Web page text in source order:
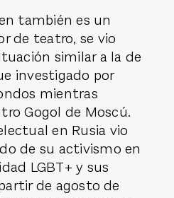
también es un
de teatro, se vio
similar a la de
investigado por
mientras
Gogol de Moscú.
en Rusia vio
de su activismo en
LGBT+ y sus
de agosto de